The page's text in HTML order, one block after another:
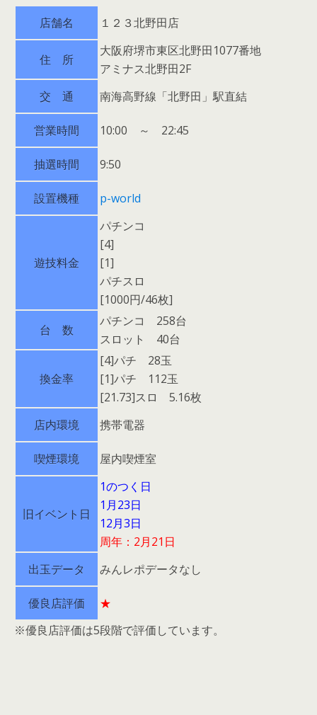
店舗名 １２３北野田店
住 所
大阪府堺市東区北野田1077番地
アミナス北野田2F
交 通
南海高野線「北野田」駅直結
営業時間 10:00 ～ 22:45
抽選時間 9:50
設置機種 p-world
遊技料金
パチンコ
[4]
[1]
パチスロ
[1000円/46枚]
台 数
パチンコ 258台
スロット 40台
換金率
[4]パチ 28玉
[1]パチ 112玉
[21.73]スロ 5.16枚
店内環境
携帯電器
喫煙環境 屋内喫煙室
旧イベント日
1のつく日
1月23日
12月3日
周年：2月21日
出玉データ
みんレポデータなし
優良店評価
★
※優良店評価は5段階で評価しています。